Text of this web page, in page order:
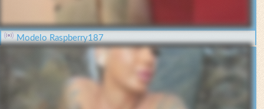
Modelo Raspberry187